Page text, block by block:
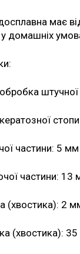
має
домашніх
штучної
стопи
частини: 5 мм
частини: 13
(хвостика): 2
(хвостика):